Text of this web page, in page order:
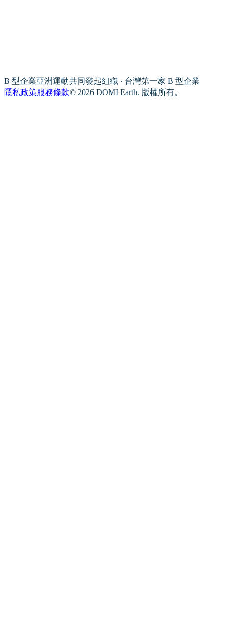
B 型企業亞洲運動共同發起組織 · 台灣第一家 B 型企業
隱私政策服務條款© 2026 DOMI Earth. 版權所有。